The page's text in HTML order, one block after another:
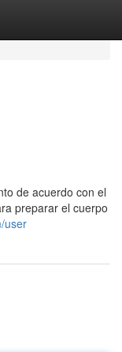
de acuerdo con el
preparar el cuerpo
user